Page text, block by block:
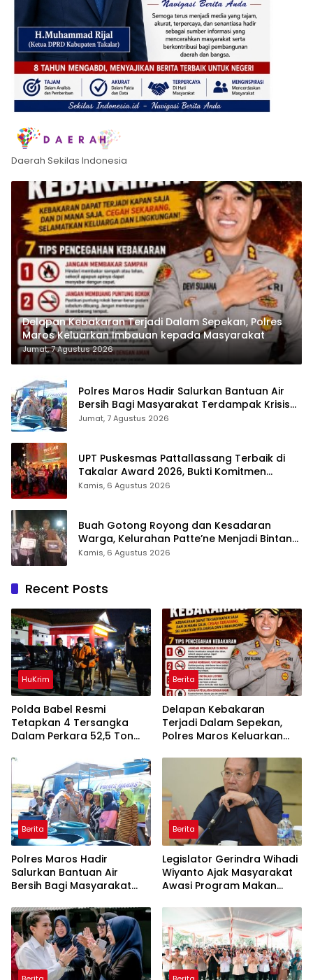
Daerah Sekilas Indonesia
Delapan Kebakaran Terjadi Dalam Sepekan, Polres
Maros Keluarkan Imbauan kepada Masyarakat
Jumat, 7 Agustus 2026
Polres Maros Hadir Salurkan Bantuan Air
Bersih Bagi Masyarakat Terdampak Krisis
Air Bersih Di Maros
Jumat, 7 Agustus 2026
UPT Puskesmas Pattallassang Terbaik di
Takalar Award 2026, Bukti Komitmen
Hadirkan Pelayanan Kesehatan Berkualitas
Kamis, 6 Agustus 2026
Buah Gotong Royong dan Kesadaran
Warga, Kelurahan Patte’ne Menjadi Bintang
Takalar Award 2026
Kamis, 6 Agustus 2026
Recent Posts
HuKrim
Polda Babel Resmi
Tetapkan 4 Tersangka
Dalam Perkara 52,5 Ton
Belitung
Berita
Delapan Kebakaran
Terjadi Dalam Sepekan,
Polres Maros Keluarkan
Masyarakat
Berita
Polres Maros Hadir
Salurkan Bantuan Air
Bersih Bagi Masyarakat
Di Maros
Berita
Legislator Gerindra Wihadi
Wiyanto Ajak Masyarakat
Awasi Program Makan
Sasaran